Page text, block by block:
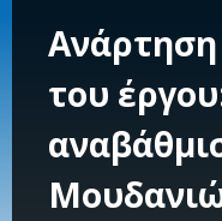
Ανάρτηση
του